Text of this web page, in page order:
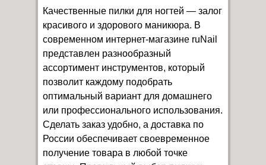
Качественные пилки для ногтей — залог
красивого и здорового маникюра. В
современном интернет-магазине ruNail
представлен разнообразный
ассортимент инструментов, который
позволит каждому подобрать
оптимальный вариант для домашнего
или профессионального использования.
Сделать заказ удобно, а доставка по
России обеспечивает своевременное
получение товара в любой точке